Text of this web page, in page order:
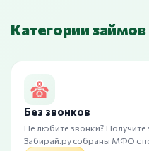
Категории займов
Без звонков
Не любите звонки?
Забирай.ру собраны МФО с